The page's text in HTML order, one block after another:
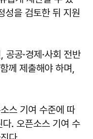
성을 검토한 뒤 지원
공·경제·사회 전반
께 제출해야 하며,
스 기여 수준에 따
. 오픈소스 기여 수